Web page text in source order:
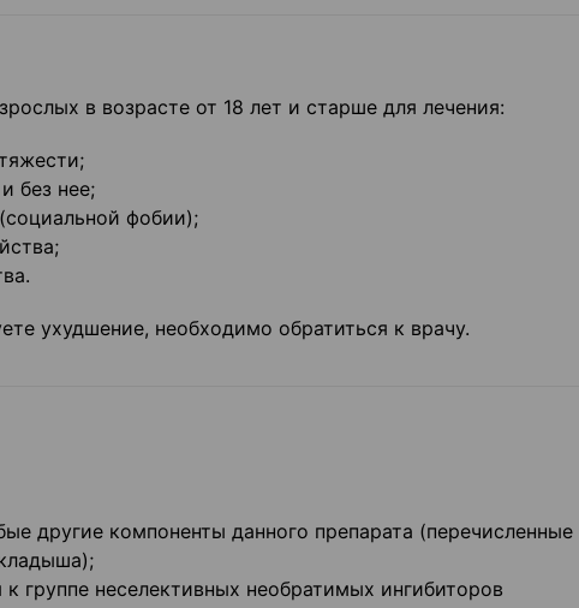
в возрасте от 18 лет и старше для лечения:
без нее;
фобии);
ухудшение, необходимо обратиться к врачу.
другие компоненты данного препарата (перечисленные
группе неселективных необратимых ингибиторов